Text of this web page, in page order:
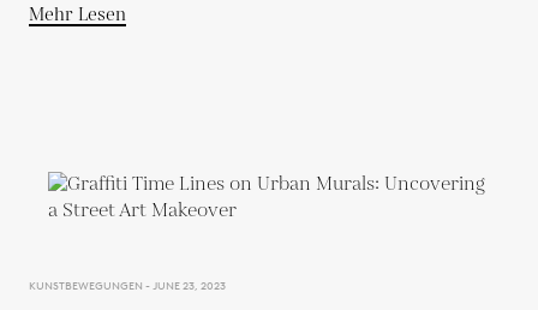
Mehr Lesen
KUNSTBEWEGUNGEN - JUNE 23, 2023